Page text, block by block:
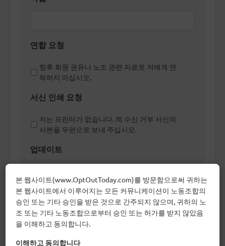
연합 요청
향후 회원 권유나 노조 관련 자료로 저에게 연
락하지 마십시오.
서신 인쇄 요청
저는 프린터가 없습니다. 제 수신 거부 서신의
사본을 우편으로 보내 주십시오.
업데이트
문성 개발 기회에 관한 추가 정보를 받고 싶습
니다.
어떻게 저희를 알게 되셨나요?
본 웹사이트(www.OptOutToday.com)를 방문함으로써 귀하는
본 웹사이트에서 이루어지는 모든 커뮤니케이션이 노동조합의
승인 또는 기타 승인을 받은 것으로 간주되지 않으며, 귀하의 노
조 또는 기타 노동조합으로부터 승인 또는 허가를 받지 않았음
을 이해하고 동의합니다.
이해하고 동의합니다